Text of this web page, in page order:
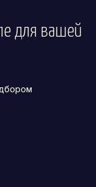
для вашей